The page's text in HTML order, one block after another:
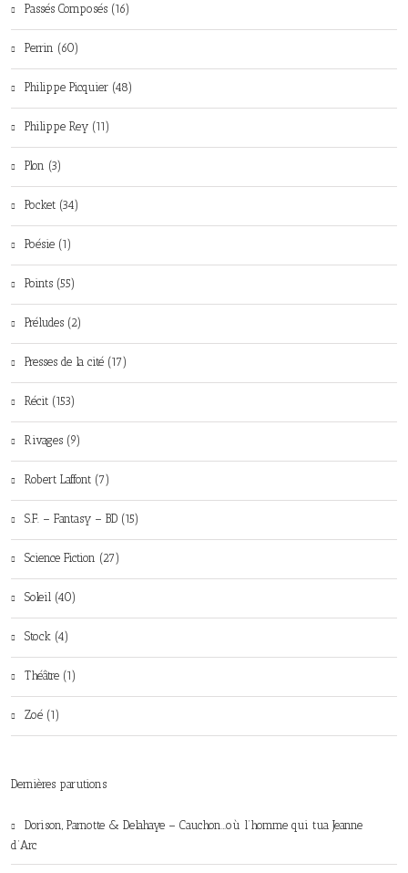
Passés Composés (16)
Perrin (60)
Philippe Picquier (48)
Philippe Rey (11)
Plon (3)
Pocket (34)
Poésie (1)
Points (55)
Préludes (2)
Presses de la cité (17)
Récit (153)
Rivages (9)
Robert Laffont (7)
S.F. – Fantasy – BD (15)
Science Fiction (27)
Soleil (40)
Stock (4)
Théâtre (1)
Zoé (1)
Dernières parutions
Dorison, Parnotte & Delahaye – Cauchon…où l’homme qui tua Jeanne
d’Arc